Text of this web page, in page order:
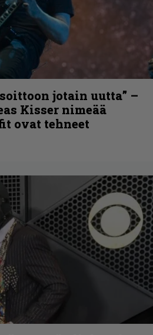
jotain uutta” –
Kisser nimeää
ovat tehneet